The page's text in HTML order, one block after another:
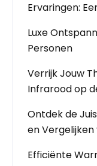
Ervaringen:
Luxe
Personen
Verrijk Jouw
Infrarood op
Ontdek de
en Vergelijken
Efficiënte